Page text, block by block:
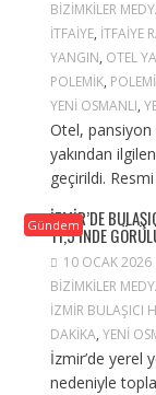
BIZIMKILER
ITFAIYE, ITFAIYE
YANGIN, OTEL
POLEMIK,
YENI OSMANLI,
Otel,
yakından
geçirildi. Resmi
Gündem
İZMIR’DE
11,5’INDE
10 OCAK 2026
BIZIMKILER
IZMIR BULAŞICI
DAKIKA, YENI
İzmir’de yerel
nedeniyle